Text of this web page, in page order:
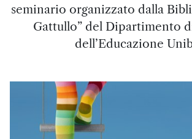
seminario organizzato dalla
Gattullo” del Dipartimento
dell’Educazione